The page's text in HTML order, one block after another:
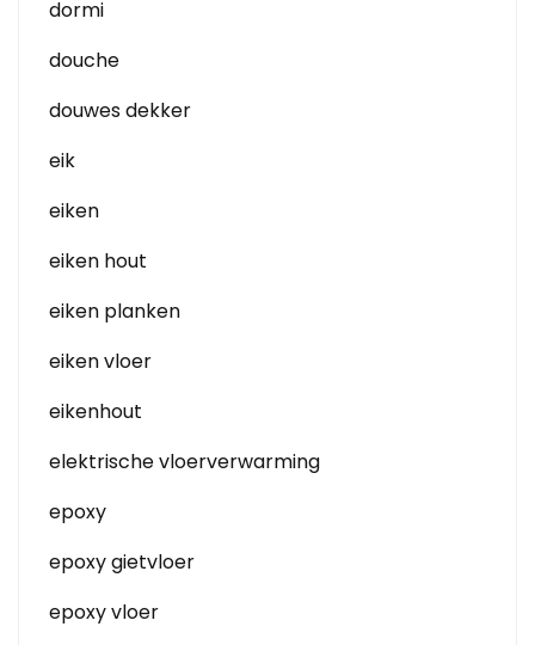
dormi
douche
douwes dekker
eik
eiken
eiken hout
eiken planken
eiken vloer
eikenhout
elektrische vloerverwarming
epoxy
epoxy gietvloer
epoxy vloer